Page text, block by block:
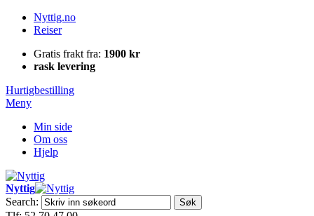
Nyttig.no
Reiser
Gratis frakt fra: 1900 kr
rask levering
Hurtigbestilling
Meny
Min side
Om oss
Hjelp
Nyttig
Search:
Søk